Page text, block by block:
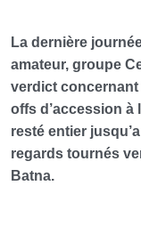
La dernière
amateur, groupe
verdict
offs d’accession à
resté entier
regards tournés
Batna.